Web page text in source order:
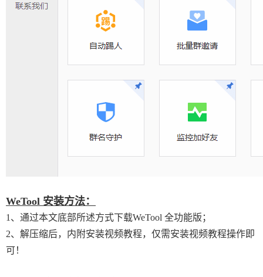
WeTool 安装方法：
1、通过本文底部所述方式下载WeTool 全功能版；
2、解压缩后，内附安装视频教程，仅需安装视频教程操作即
可！